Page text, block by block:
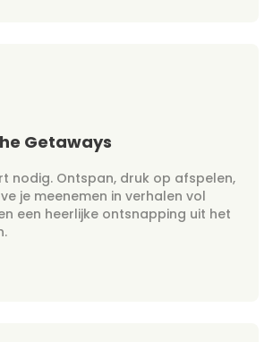
Getaways
nodig. Ontspan, druk op afspelen,
je meenemen in verhalen vol
een heerlijke ontsnapping uit het